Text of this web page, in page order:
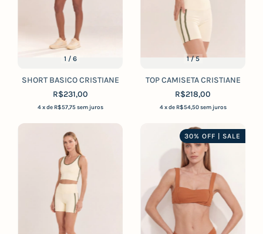
1 / 6
SHORT BASICO CRISTIANE
R$231,00
4 x de R$57,75 sem juros
1/5
TOP CAMISETA CRISTIANE
R$218,00
4 x de R$54,50 sem juros
30% OFF | SALE